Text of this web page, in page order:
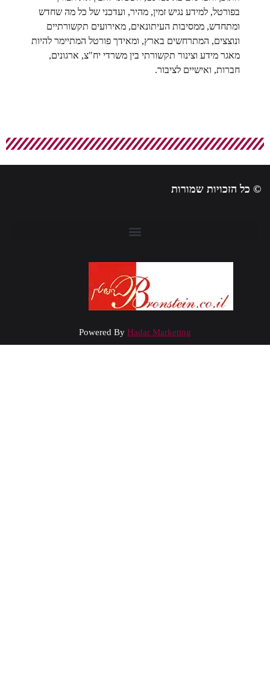
נגיש זמין, מהיר, ועדכני של כל מה שחדש
העיתונאים, מאירועים תקשורתיים
בארץ, ומאידך פורטל המתיימר להיות
תקשורתי בין משרדי יח"צ, ארגונים,
לציבור.
Powered By